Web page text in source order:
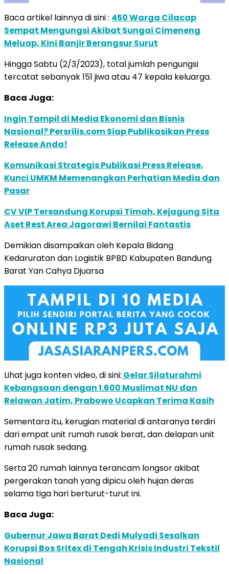
Baca artikel lainnya di sini : 450 Warga Cilacap
Sempat Mengungsi Akibat Sungai Cimeneng
Meluap, Kini Banjir Berangsur Surut
Hingga Sabtu (2/3/2023), total jumlah pengungsi
tercatat sebanyak 151 jiwa atau 47 kepala keluarga.
Baca Juga:
Ingin Tampil di Media Ekonomi dan Bisnis
Nasional? Persrilis.com Siap Publikasikan Press
Release Anda!
Komunikasi Strategis Publikasi Press Release,
Kunci UMKM Memenangkan Perhatian Media dan
Pasar
CV VIP Tersandung Korupsi Timah, Kejagung Sita
Aset Rest Area Jagorawi Bernilai Fantastis
Demikian disampaikan oleh Kepala Bidang
Kedaruratan dan Logistik BPBD Kabupaten Bandung
Barat Yan Cahya Djuarsa
Lihat juga konten video, di sini: Gelar Silaturahmi
Kebangsaan dengan 1.600 Muslimat NU dan
Relawan Jatim, Prabowo Ucapkan Terima Kasih
Sementara itu, kerugian material di antaranya terdiri
dari empat unit rumah rusak berat, dan delapan unit
rumah rusak sedang.
Serta 20 rumah lainnya terancam longsor akibat
pergerakan tanah yang dipicu oleh hujan deras
selama tiga hari berturut-turut ini.
Baca Juga:
Gubernur Jawa Barat Dedi Mulyadi Sesalkan
Korupsi Bos Sritex di Tengah Krisis Industri Tekstil
Nasional